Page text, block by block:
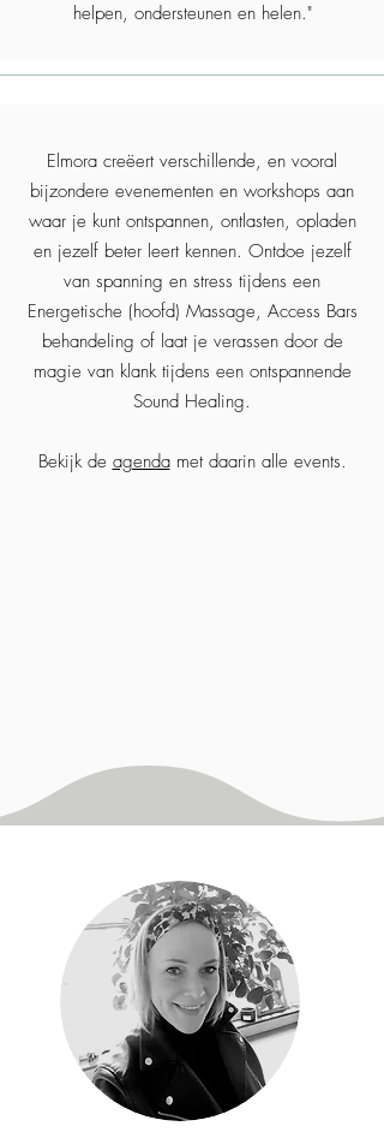
helpen, ondersteunen en helen."
Elmora creëert verschillende, en vooral
bijzondere evenementen en workshops aan
waar je kunt ontspannen, ontlasten, opladen
en jezelf beter leert kennen. Ontdoe jezelf
van spanning en stress tijdens een
Energetische (hoofd) Massage, Access Bars
behandeling of laat je verassen door de
magie van klank tijdens een ontspannende
Sound Healing.
Bekijk de agendamet daarin alle events.